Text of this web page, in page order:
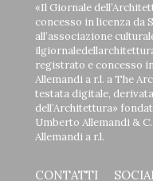
«Il Giornale
concesso in licenza da
all’associazione
registrato e concesso
Allemandi a r.l. a The
testata digitale,
dell’Architettura»
Umberto Allemandi &
Allemandi a r.l.
CONTATTI